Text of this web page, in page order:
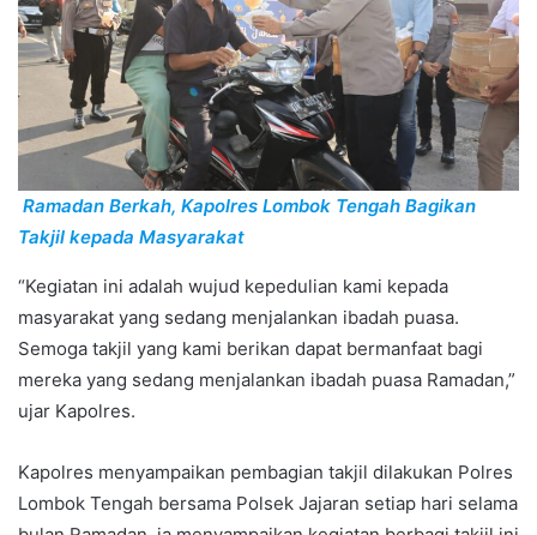
Ramadan Berkah, Kapolres Lombok Tengah Bagikan
Takjil kepada Masyarakat
“Kegiatan ini adalah wujud kepedulian kami kepada
masyarakat yang sedang menjalankan ibadah puasa.
Semoga takjil yang kami berikan dapat bermanfaat bagi
mereka yang sedang menjalankan ibadah puasa Ramadan,”
ujar Kapolres.
Kapolres menyampaikan pembagian takjil dilakukan Polres
Lombok Tengah bersama Polsek Jajaran setiap hari selama